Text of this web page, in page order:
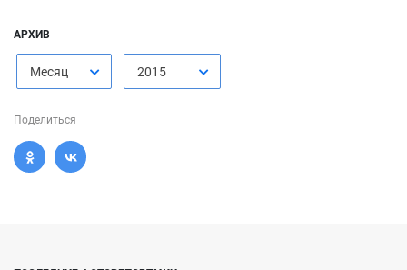
АРХИВ
Месяц 2015
Поделиться